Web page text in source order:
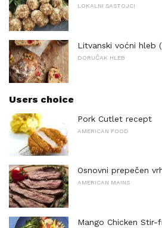
LOKALNI SASTOJCI
Litvanski voćni hleb
DORUČAK HLEB
Users choice
Pork Cutlet recept
AMERICAN FOOD
Osnovni prepečen
AMERICAN MAINS
Mango Chicken Stir-